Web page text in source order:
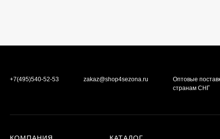
+7(495)540-52-53 zakaz@shop4sezona.ru
Оптовые
странам СНГ